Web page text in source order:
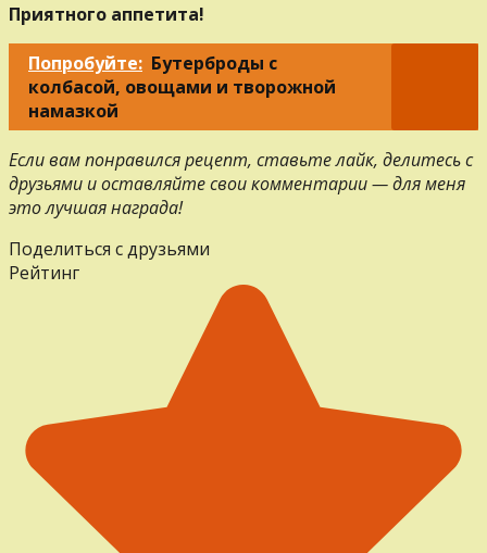
Приятного аппетита!
Попробуйте: Бутерброды с
колбасой, овощами и творожной
намазкой
Если вам понравился рецепт, ставьте лайк, делитесь с
друзьями и оставляйте свои комментарии — для меня
это лучшая награда!
Поделиться с друзьями
Рейтинг